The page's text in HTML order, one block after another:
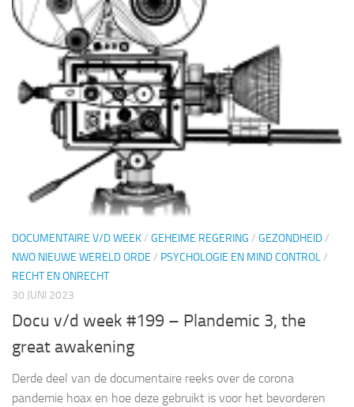
DOCUMENTAIRE V/D WEEK/ GEHEIME REGERING / GEZONDHEID/
NWO NIEUWE WERELD ORDE / PSYCHOLOGIE EN MIND CONTROL/
RECHT EN ONRECHT
30 JUNI 2023
Docu v/d week #199 – Plandemic 3, the
great awakening
Derde deel van de documentaire reeks over de corona
pandemie hoax en hoe deze gebruikt is voor het bevorderen